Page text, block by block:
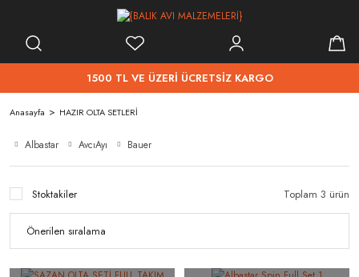
1500 TL VE ÜZERİ ÜCRETSİZ KARGO
Anasayfa HAZIR OLTA SETLERİ
Albastar AvcıAyı Bauer
Stoktakiler Toplam 3 ürün